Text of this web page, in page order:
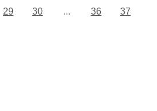
29 30 ... 36 37